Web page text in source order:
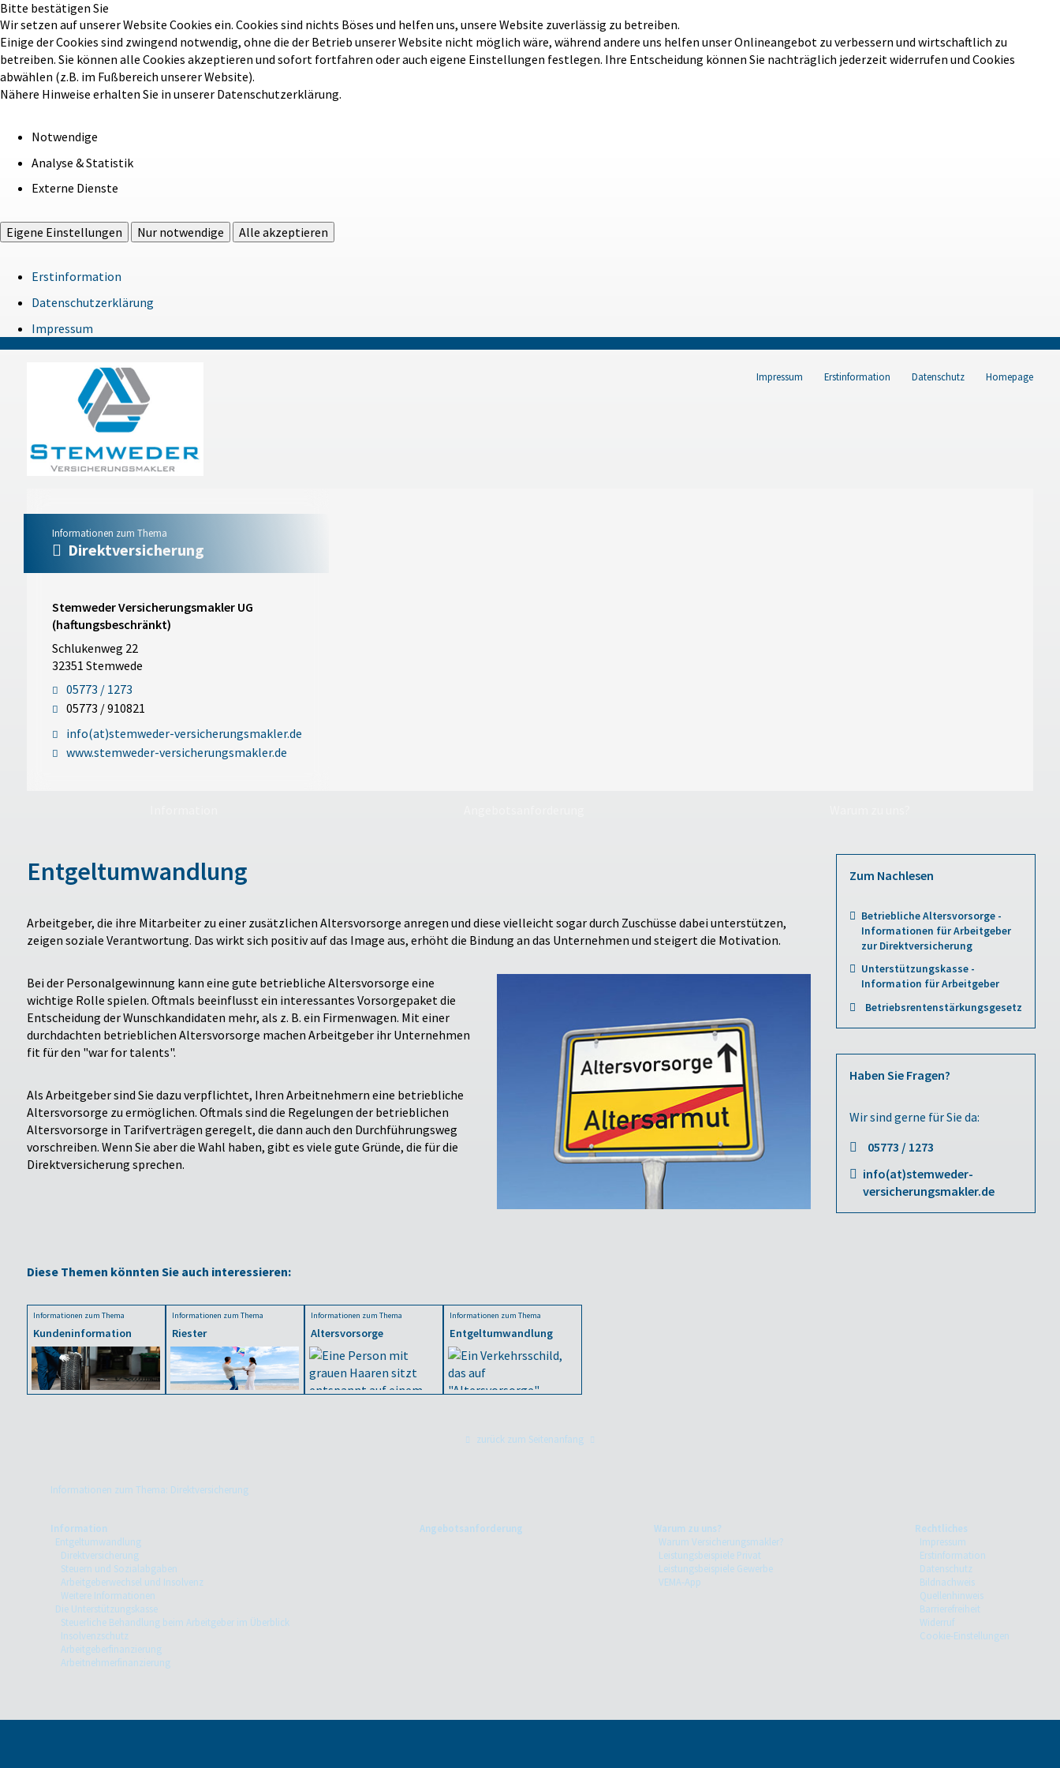
Bitte bestätigen Sie
Wir setzen auf unserer Website Cookies ein. Cookies sind nichts Böses und helfen uns, unsere Website zuverlässig zu betreiben.
Einige der Cookies sind zwingend notwendig, ohne die der Betrieb unserer Website nicht möglich wäre, während andere uns helfen unser Onlineangebot zu verbessern und wirtschaftlich zu
betreiben. Sie können alle Cookies akzeptieren und sofort fortfahren oder auch eigene Einstellungen festlegen. Ihre Entscheidung können Sie nachträglich jederzeit widerrufen und Cookies
abwählen (z.B. im Fußbereich unserer Website).
Nähere Hinweise erhalten Sie in unserer Datenschutzerklärung.
Notwendige
Analyse & Statistik
Externe Dienste
Eigene Einstellungen Nur notwendige Alle akzeptieren
Erstinformation
Datenschutzerklärung
Impressum
Impressum Erstinformation Datenschutz Homepage
Informationen zum Thema
Direktversicherung
Stemweder Versicherungsmakler UG
(haftungsbeschränkt)
Schlukenweg 22
32351 Stemwede
05773 / 1273
05773 / 910821
info(at)stemweder-versicherungsmakler.de
www.stemweder-versicherungsmakler.de
Entgeltumwandlung
Arbeitgeber, die ihre Mitarbeiter zu einer zusätzlichen Altersvorsorge anregen und diese vielleicht sogar durch Zuschüsse dabei unterstützen,
zeigen soziale Verantwortung. Das wirkt sich positiv auf das Image aus, erhöht die Bindung an das Unternehmen und steigert die Motivation.
Bei der Personalgewinnung kann eine gute betriebliche Altersvorsorge eine
wichtige Rolle spielen. Oftmals beeinflusst ein interessantes Vorsorgepaket die
Entscheidung der Wunschkandidaten mehr, als z. B. ein Firmenwagen. Mit einer
durchdachten betrieblichen Altersvorsorge machen Arbeitgeber ihr Unternehmen
fit für den "war for talents".
Als Arbeitgeber sind Sie dazu verpflichtet, Ihren Arbeitnehmern eine betriebliche
Altersvorsorge zu ermöglichen. Oftmals sind die Regelungen der betrieblichen
Altersvorsorge in Tarifverträgen geregelt, die dann auch den Durchführungsweg
vorschreiben. Wenn Sie aber die Wahl haben, gibt es viele gute Gründe, die für die
Direktversicherung sprechen.
Zum Nachlesen
Betriebliche Altersvorsorge -
Informationen für Arbeitgeber
zur Direktversicherung
Unterstützungskasse -
Information für Arbeitgeber
Betriebsrentenstärkungsgesetz
Haben Sie Fragen?
Wir sind gerne für Sie da:
05773 / 1273
info(at)stemweder-
versicherungsmakler.de
Diese Themen könnten Sie auch interessieren:
Informationen zum Thema
Kundeninformation
Informationen zum Thema
Riester
Informationen zum Thema
Altersvorsorge
Informationen zum Thema
Entgeltumwandlung
zurück zum Seitenanfang
Informationen zum Thema: Direktversicherung
Information
Entgeltumwandlung
Direktversicherung
Steuern und Sozialabgaben
Arbeitgeberwechsel und Insolvenz
Weitere Informationen
Die Unterstützungskasse
Steuerliche Behandlung beim Arbeitgeber im Überblick
Insolvenzschutz
Arbeitgeberfinanzierung
Arbeitnehmerfinanzierung
Angebotsanforderung
Warum zu uns?
Warum Versicherungsmakler?
Leistungsbeispiele Privat
Leistungsbeispiele Gewerbe
VEMA-App
Rechtliches
Impressum
Erstinformation
Datenschutz
Bildnachweis
Quellenhinweis
Barrierefreiheit
Widerruf
Cookie-Einstellungen